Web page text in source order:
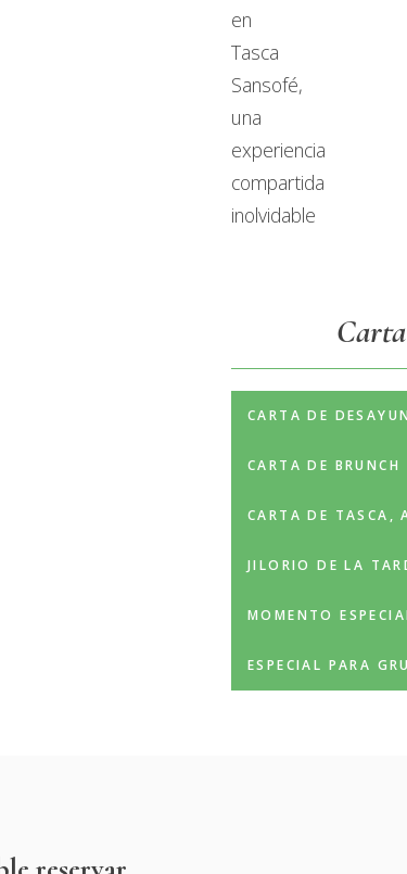
CARTA DE
CARTA DE BRUNCH
CARTA DE TASCA,
JILORIO DE LA
MOMENTO
ESPECIAL PARA